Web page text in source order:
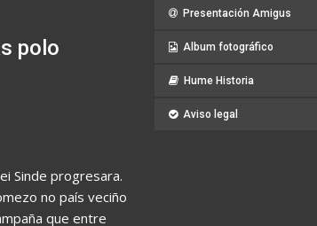
polo
Sinde progresara.
no país veciño
que entre
Presentación Amigus
Album fotográfico
Hume Historia
Aviso legal